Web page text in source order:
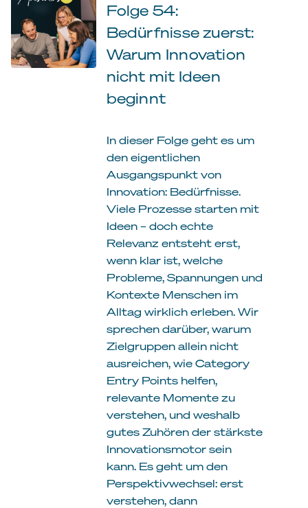
Folge 54:
Bedürfnisse zuerst:
Warum Innovation
nicht mit Ideen
beginnt
In dieser Folge geht es um
den eigentlichen
Ausgangspunkt von
Innovation: Bedürfnisse.
Viele Prozesse starten mit
Ideen – doch echte
Relevanz entsteht erst,
wenn klar ist, welche
Probleme, Spannungen und
Kontexte Menschen im
Alltag wirklich erleben. Wir
sprechen darüber, warum
Zielgruppen allein nicht
ausreichen, wie Category
Entry Points helfen,
relevante Momente zu
verstehen, und weshalb
gutes Zuhören der stärkste
Innovationsmotor sein
kann. Es geht um den
Perspektivwechsel: erst
verstehen, dann